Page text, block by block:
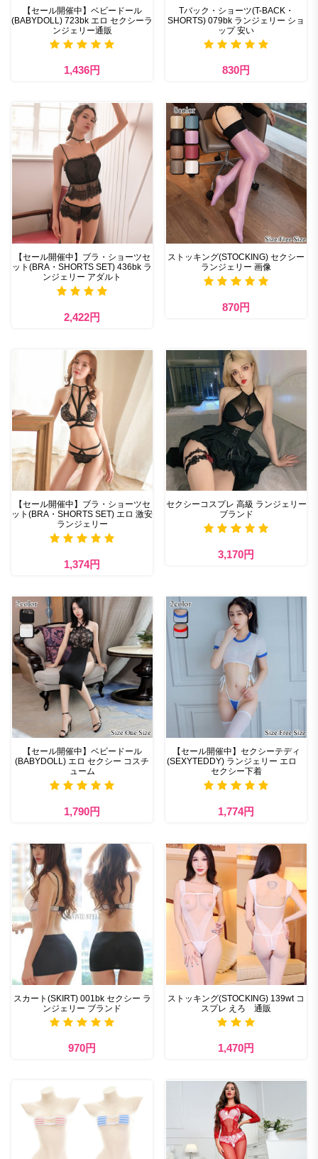
【セール開催中】ベビードール
(BABYDOLL) 723bk エロ セクシーラ
ンジェリー通販
1,436円
Tバック・ショーツ(T-BACK・
SHORTS) 079bk ランジェリー ショ
ップ 安い
830円
【セール開催中】ブラ・ショーツセ
ット(BRA・SHORTS SET) 436bk ラ
ンジェリー アダルト
2,422円
ストッキング(STOCKING) セクシー
ランジェリー 画像
870円
【セール開催中】ブラ・ショーツセ
ット(BRA・SHORTS SET) エロ 激安
ランジェリー
1,374円
セクシーコスプレ 高級 ランジェリー
ブランド
3,170円
【セール開催中】ベビードール
(BABYDOLL) エロ セクシー コスチ
ューム
1,790円
【セール開催中】セクシーテディ
(SEXYTEDDY) ランジェリー エロ
セクシー下着
1,774円
スカート(SKIRT) 001bk セクシー ラ
ンジェリー ブランド
970円
ストッキング(STOCKING) 139wt コ
スプレ えろ 通販
1,470円